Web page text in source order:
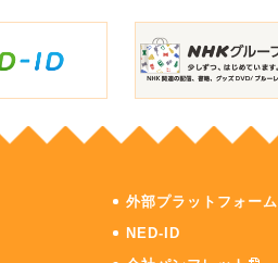
外部プラットフォーム
NED-ID